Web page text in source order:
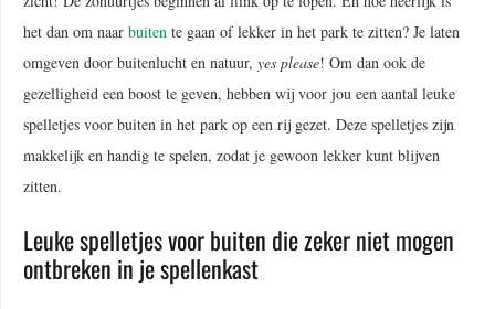
het dan om naar buiten te gaan of lekker in het park te zitten? Je laten
omgeven door buitenlucht en natuur, yes please! Om dan ook de
gezelligheid een boost te geven, hebben wij voor jou een aantal leuke
spelletjes voor buiten in het park op een rij gezet. Deze spelletjes zijn
makkelijk en handig te spelen, zodat je gewoon lekker kunt blijven
zitten.
Leuke spelletjes voor buiten die zeker niet mogen
ontbreken in je spellenkast